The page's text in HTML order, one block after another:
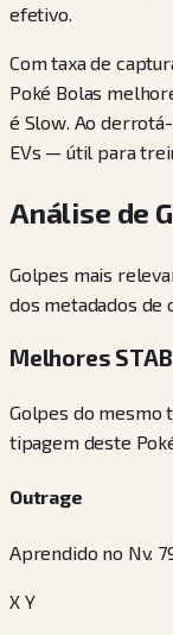
efetivo.
Com taxa de
Poké Bolas
é Slow. Ao
EVs — útil para
Análise de
Golpes mais
dos metadados de
Melhores
Golpes do mesmo
tipagem deste
Outrage
Aprendido no Nv.
X Y